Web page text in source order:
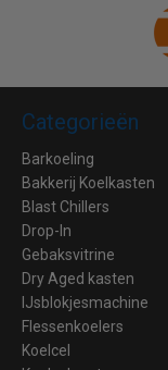
Categorieën
Barkoeling
Bakkerij Koelkasten
Blast Chillers
Drop-In
Gebaksvitrine
Dry Aged kasten
IJsblokjesmachine
Flessenkoelers
Koelcel